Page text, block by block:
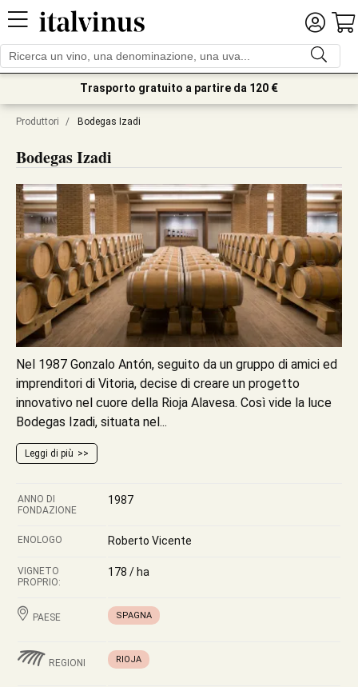
Trasporto gratuito a partire da 120 €
Produttori / Bodegas Izadi
Bodegas Izadi
Nel 1987 Gonzalo Antón, seguito da un gruppo di amici ed
imprenditori di Vitoria, decise di creare un progetto
innovativo nel cuore della Rioja Alavesa. Così vide la luce
Bodegas Izadi, situata nel...
Leggi di più
ANNO DI
FONDAZIONE
1987
ENOLOGO Roberto Vicente
VIGNETO
PROPRIO:
178 / ha
PAESE SPAGNA
REGIONI RIOJA